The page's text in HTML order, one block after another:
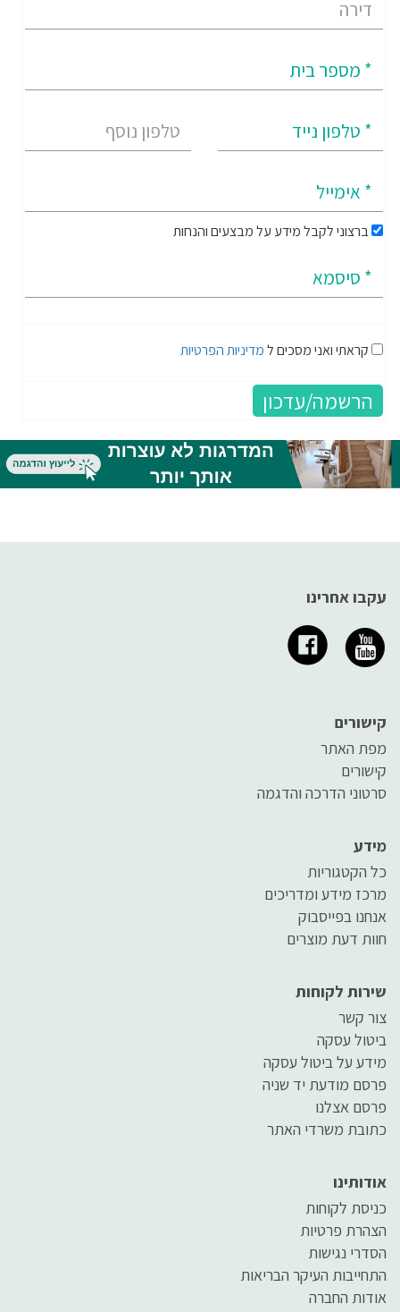
ברצוני לקבל מידע על מבצעים והנחות
קראתי ואני מסכים למדיניות הפרטיות
עקבו אחרינו
קישורים
מפת האתר
קישורים
סרטוני הדרכה והדגמה
מידע
כל הקטגוריות
מרכז מידע ומדריכים
אנחנו בפייסבוק
חוות דעת מוצרים
שירות לקוחות
צור קשר
ביטול עסקה
מידע על ביטול עסקה
פרסם מודעת יד שניה
פרסם אצלנו
כתובת משרדי האתר
אודותינו
כניסת לקוחות
הצהרת פרטיות
הסדרי נגישות
התחייבות העיקר הבריאות
אודות החברה